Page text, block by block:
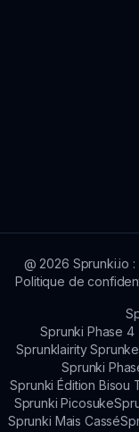
@ 2026 Sprunki.io
Politique de
Sprunki Phase
Sprunklairity
Sprunki
Sprunki Édition Bisou
Sprunki Picosuke
Sprunki Mais Cassé